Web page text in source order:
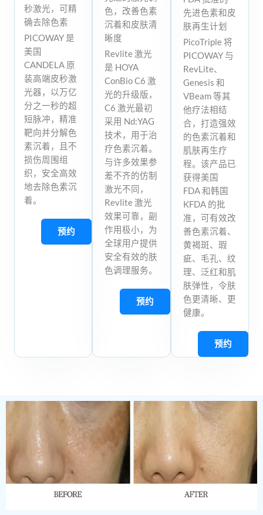
秒激光，可精
确去除色素
PICOWAY 是
美国
CANDELA 原
装高端皮秒激
光器，以万亿
分之一秒的超
短脉冲，精准
靶向并分解色
素沉着，且不
损伤周围组
织，安全高效
地去除色素沉
着。
预约
色，改善色素
沉着和皮肤清
晰度
Revlite 激光
是 HOYA
ConBio C6 激
光的升级版，
C6 激光最初
采用 Nd:YAG
技术，用于治
疗色素沉着。
与许多效果参
差不齐的仿制
激光不同，
Revlite 激光
效果可靠，副
作用极小，为
全球用户提供
安全有效的肤
色调理服务。
预约
先进色素和皮
肤再生计划
PicoTriple 将
PICOWAY 与
RevLite、
Genesis 和
VBeam 等其
他疗法相结
合，打造强效
的色素沉着和
肌肤再生疗
程。该产品已
获得美国
FDA 和韩国
KFDA 的批
准，可有效改
善色素沉着、
黄褐斑、瑕
疵、毛孔、纹
理、泛红和肌
肤弹性，令肤
色更清晰、更
健康。
预约